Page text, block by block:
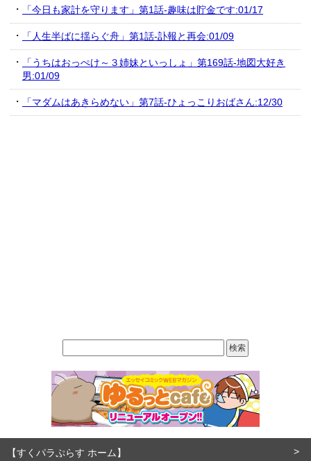
「今日も家計を守ります」第1話-趣味は貯金です:01/17
「人生半ばに揺らぐ舟」第1話-訃報と再会:01/09
「うちはおっぺけ～３姉妹といっしょ」第169話-地図大好き
男:01/09
「マダムはあきらめない」第7話-ひょっこりおばさん:12/30
【すくパラぷらす ホーム】